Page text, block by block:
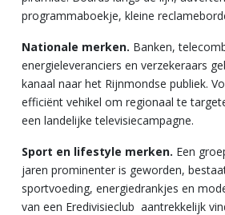
programmaboekje, kleine
Nationale merken. Banken,
energieleveranciers en verzekeraars
kanaal naar het Rijnmondse publiek.
efficiënt vehikel om regionaal te
een landelijke televisiecampagne.
Sport en lifestyle merken. Een
jaren prominenter is geworden,
sportvoeding, energiedrankjes en
van een Eredivisieclub aantrekkelijk